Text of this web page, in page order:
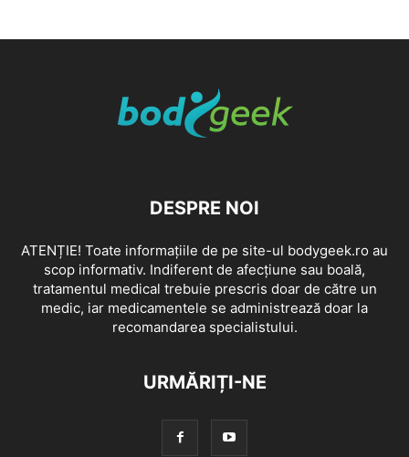
DESPRE NOI
ATENȚIE! Toate informațiile de pe site-ul bodygeek.ro au
scop informativ. Indiferent de afecțiune sau boală,
tratamentul medical trebuie prescris doar de către un
medic, iar medicamentele se administrează doar la
recomandarea specialistului.
URMĂRIȚI-NE